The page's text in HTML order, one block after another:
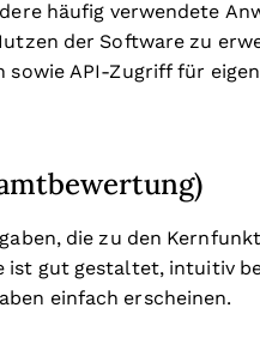
häufig verwendete
der Software zu
API-Zugriff für
die zu den
ist gut gestaltet, intuitiv
einfach erscheinen.